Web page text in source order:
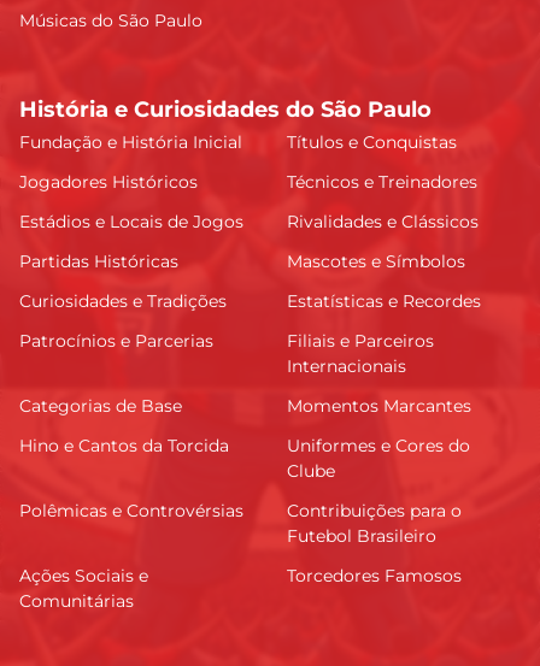
Músicas do São Paulo
História e Curiosidades do São Paulo
Fundação e História Inicial
Títulos e Conquistas
Jogadores Históricos
Técnicos e Treinadores
Estádios e Locais de Jogos
Rivalidades e Clássicos
Partidas Históricas
Mascotes e Símbolos
Curiosidades e Tradições
Estatísticas e Recordes
Patrocínios e Parcerias
Filiais e Parceiros
Internacionais
Categorias de Base
Momentos Marcantes
Hino e Cantos da Torcida
Uniformes e Cores do
Clube
Polêmicas e Controvérsias
Contribuições para o
Futebol Brasileiro
Ações Sociais e
Comunitárias
Torcedores Famosos